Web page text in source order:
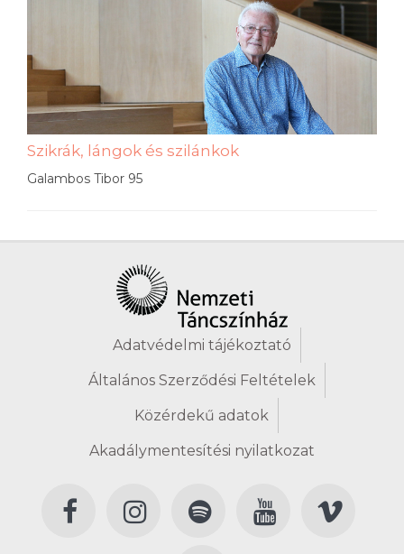
Szikrák, lángok és szilánkok
Galambos Tibor 95
Adatvédelmi tájékoztató
Általános Szerződési Feltételek
Közérdekű adatok
Akadálymentesítési nyilatkozat